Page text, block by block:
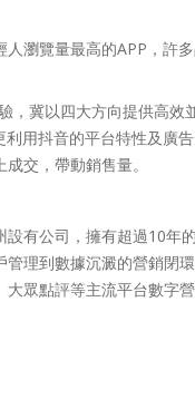
瀏覽量最高的APP，許
冀以四大方向提供高效
用抖音的平台特性及廣
交，帶動銷售量。
有公司，擁有超過10年
理到數據沉澱的營銷閉
眾點評等主流平台數字營